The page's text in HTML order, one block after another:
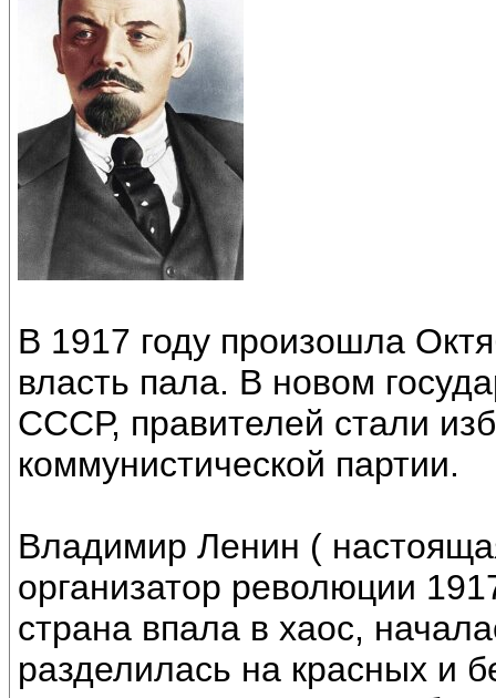
В 1917 году произошла
власть пала. В новом
СССР, правителей стали
коммунистической партии.
Владимир Ленин (
организатор революции
страна впала в хаос,
разделилась на красных и